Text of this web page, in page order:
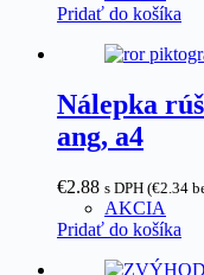
Pridať do košíka
Nálepka
ang, a4
€2.88 s DPH (€2.34
AKCIA
Pridať do košíka